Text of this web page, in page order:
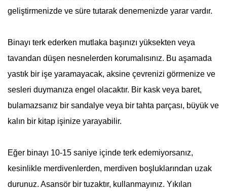
geliştirmenizde ve süre tutarak denemenizde yarar vardır.
Binayı terk ederken mutlaka başınızı yüksekten veya
tavandan düşen nesnelerden korumalısınız. Bu aşamada
yastık bir işe yaramayacak, aksine çevrenizi görmenize ve
sesleri duymanıza engel olacaktır. Bir kask veya baret,
bulamazsanız bir sandalye veya bir tahta parçası, büyük ve
kalın bir kitap işinize yarayabilir.
Eğer binayı 10-15 saniye içinde terk edemiyorsanız,
kesinlikle merdivenlerden, merdiven boşluklarından uzak
durunuz. Asansör bir tuzaktır, kullanmayınız. Yıkılan